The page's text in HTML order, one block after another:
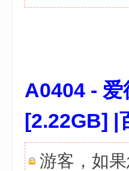
A0404 -
[2.22GB] |
游客，如